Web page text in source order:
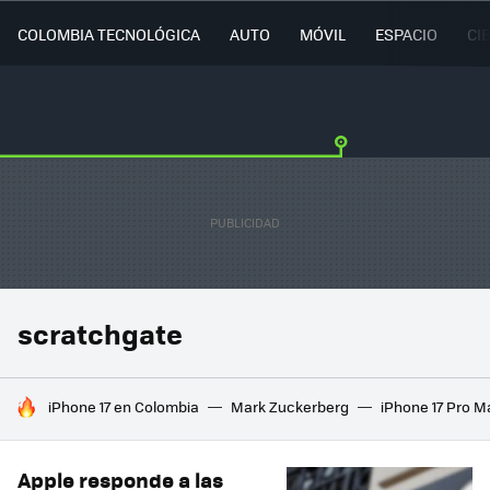
COLOMBIA TECNOLÓGICA AUTO MÓVIL ESPACIO
scratchgate
HOY SE HABLA DE
iPhone 17 en Colombia Mark Zuckerberg iPhone 17 Pro
Apple responde a las